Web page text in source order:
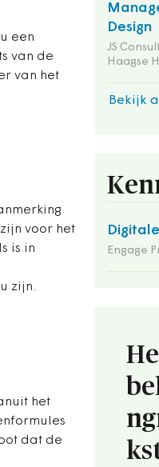
Design
JS
Haagse
Bekijk
Engage
een
van de
van het
voor het
is in
zijn.
het
dat de